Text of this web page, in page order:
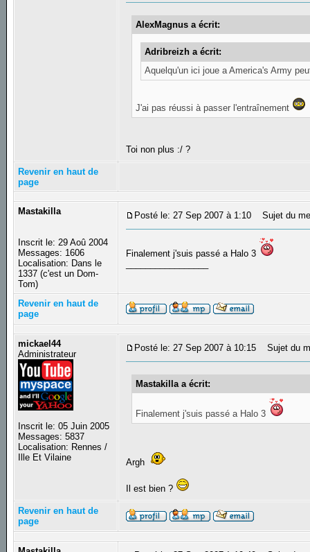
AlexMagnus a écrit:
Adribreizh a écrit:
Aquelqu'un ici joue a America's Army
J'ai pas réussi à passer l'entraînement
Toi non plus :/ ?
Revenir en haut de
page
Mastakilla
Inscrit le: 29 Aoû 2004
Messages: 1606
Localisation: Dans le
1337 (c'est un Dom-
Tom)
Posté le: 27 Sep 2007 à 1:10 Sujet du
Finalement j'suis passé a Halo 3
Revenir en haut de
page
mickael44
Administrateur
Inscrit le: 05 Juin 2005
Messages: 5837
Localisation: Rennes /
Ille Et Vilaine
Posté le: 27 Sep 2007 à 10:15 Sujet du
Mastakilla a écrit:
Finalement j'suis passé a Halo 3
Argh
Il est bien ?
Revenir en haut de
page